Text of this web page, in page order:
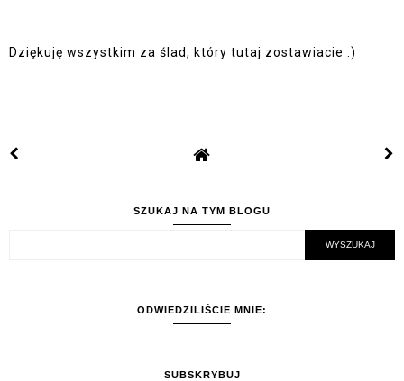
Dziękuję wszystkim za ślad, który tutaj zostawiacie :)
SZUKAJ NA TYM BLOGU
ODWIEDZILIŚCIE MNIE:
SUBSKRYBUJ